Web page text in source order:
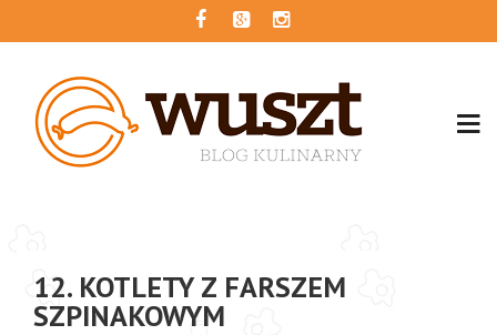
12. KOTLETY Z FARSZEM
SZPINAKOWYM